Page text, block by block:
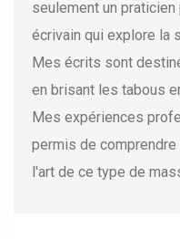
seulement un
écrivain qui explore la
Mes écrits sont
en brisant les tabous
Mes expériences
permis de
l'art de ce type de